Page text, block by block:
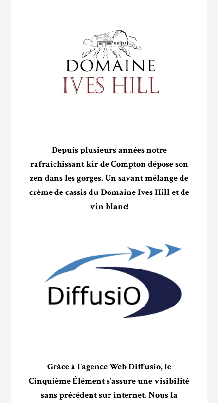
Depuis plusieurs années notre
rafraîchissant kir de Compton dépose son
zen dans les gorges. Un savant mélange de
crème de cassis du Domaine Ives Hill et de
vin blanc!
Grâce à l’agence Web Diffusio, le
Cinquième Élément s’assure une visibilité
sans précédent sur internet. Nous la